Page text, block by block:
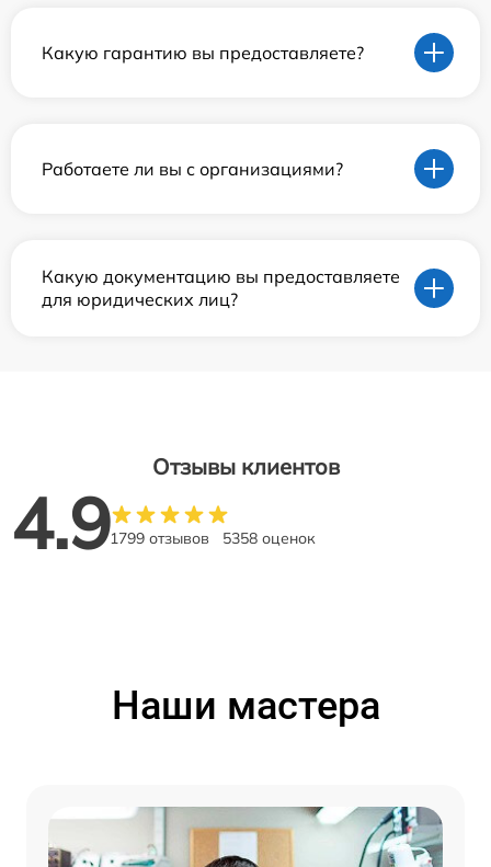
Какую гарантию вы предоставляете?
Работаете ли вы с организациями?
Какую документацию вы предоставляете
для юридических лиц?
Отзывы клиентов
4.91799 отзывов 5358 оценок
Наши мастера